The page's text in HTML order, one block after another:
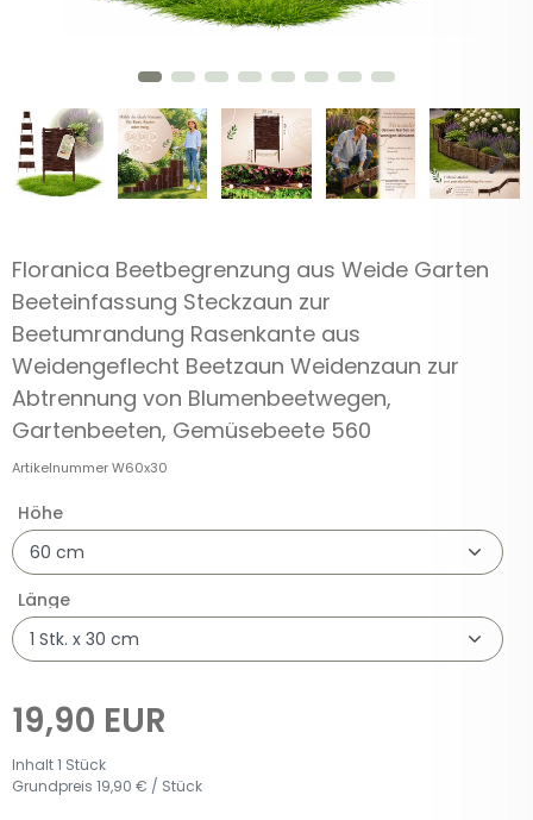
Floranica Beetbegrenzung aus Weide Garten
Beeteinfassung Steckzaun zur
Beetumrandung Rasenkante aus
Weidengeflecht Beetzaun Weidenzaun zur
Abtrennung von Blumenbeetwegen,
Gartenbeeten, Gemüsebeete 560
ArtikelnummerW60x30
Höhe
Länge
19,90 EUR
Inhalt1 Stück
Grundpreis 19,90 € / Stück